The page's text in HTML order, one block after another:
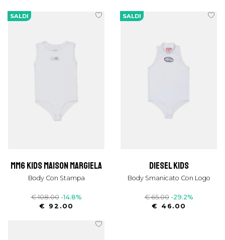
SALDI
mm6 kids maison margiela
Body Con Stampa
€ 108.00 -14.8%
€ 92.00
SALDI
diesel kids
Body Smanicato Con Logo
€ 65.00 -29.2%
€ 46.00